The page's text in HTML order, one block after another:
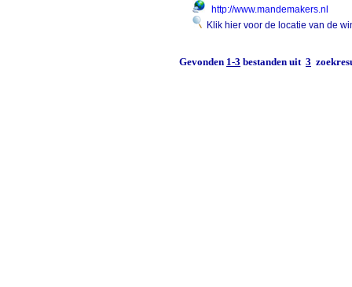
http://www.mandemakers.nl
Klik hier voor de locatie van de
Gevonden 1-3 bestanden uit 3